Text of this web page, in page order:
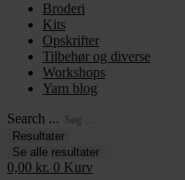
Broderi
Kits
Opskrifter
Tilbehør og diverse
Workshops
Yarn blog
Search ...
Resultater
Se alle resultater
0,00 kr. 0 Kurv